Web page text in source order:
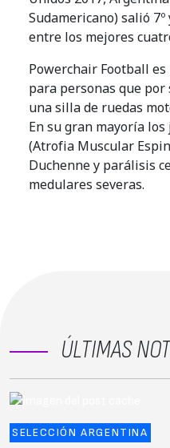
Sudamericano) salió
entre los mejores
Powerchair Football
para personas que
una silla de ruedas
En su gran mayoría
(Atrofia Muscular
Duchenne y parálisis
medulares severas.
ÚLTIMAS
SELECCIÓN ARGENTINA